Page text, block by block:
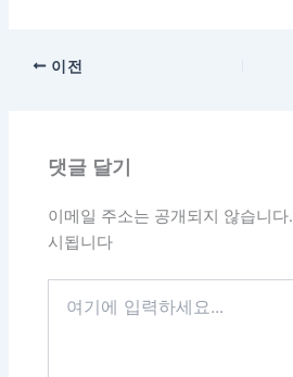
이전
댓글 달기
이메일 주소는 공개되지 않습니다.
시됩니다